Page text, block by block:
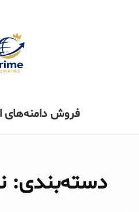
فروش دامنه‌های
دسته‌بندی: